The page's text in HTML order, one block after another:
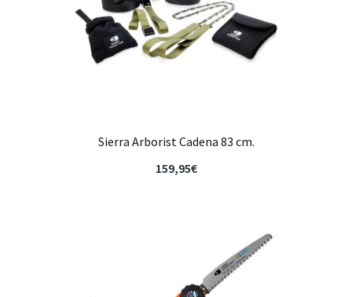
Sierra Arborist Cadena 83 cm.
159,95€